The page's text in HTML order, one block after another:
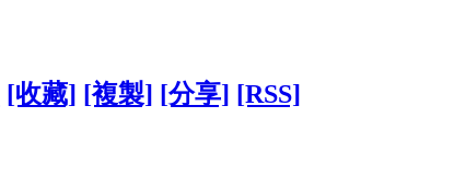
[收藏] [複製] [分享] [RSS]